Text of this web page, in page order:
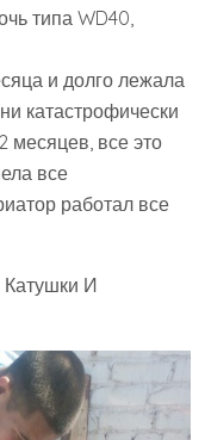
типа WD40,
и долго лежала
катастрофически
месяцев, все это
все
работал все
Катушки И